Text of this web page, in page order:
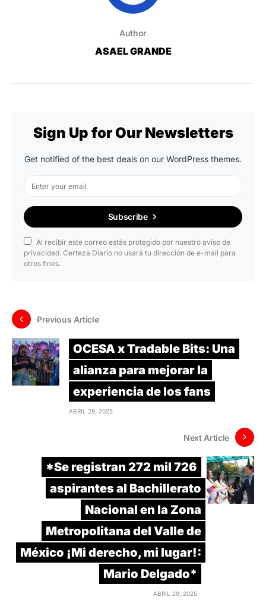
Author
ASAEL GRANDE
Sign Up for Our Newsletters
Get notified of the best deals on our WordPress themes.
Subscribe
Al recibir este correo estás protegido por nuestro aviso de
privacidad. Certeza Diario no usará tu dirección de e-mail para
otros fines.
Previous Article
OCESA x Tradable Bits: Una
alianza para mejorar la
experiencia de los fans
ABRIL 29, 2025
Next Article
*Se registran 272 mil 726
aspirantes al Bachillerato
Nacional en la Zona
Metropolitana del Valle de
México ¡Mi derecho, mi lugar!:
Mario Delgado*
ABRIL 29, 2025